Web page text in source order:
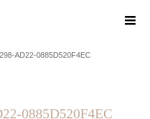
AD22-0885D520F4EC
0885D520F4EC